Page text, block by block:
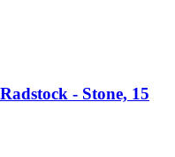
-​ Stone, 15